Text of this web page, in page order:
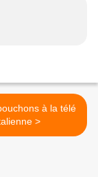
à la télé
italienne >